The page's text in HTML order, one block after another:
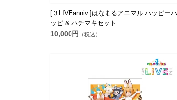
[３LIVEanniv.]はなまるアニマル ハッピーハ
ッピ & ハチマキセット
10,000円 （税込）